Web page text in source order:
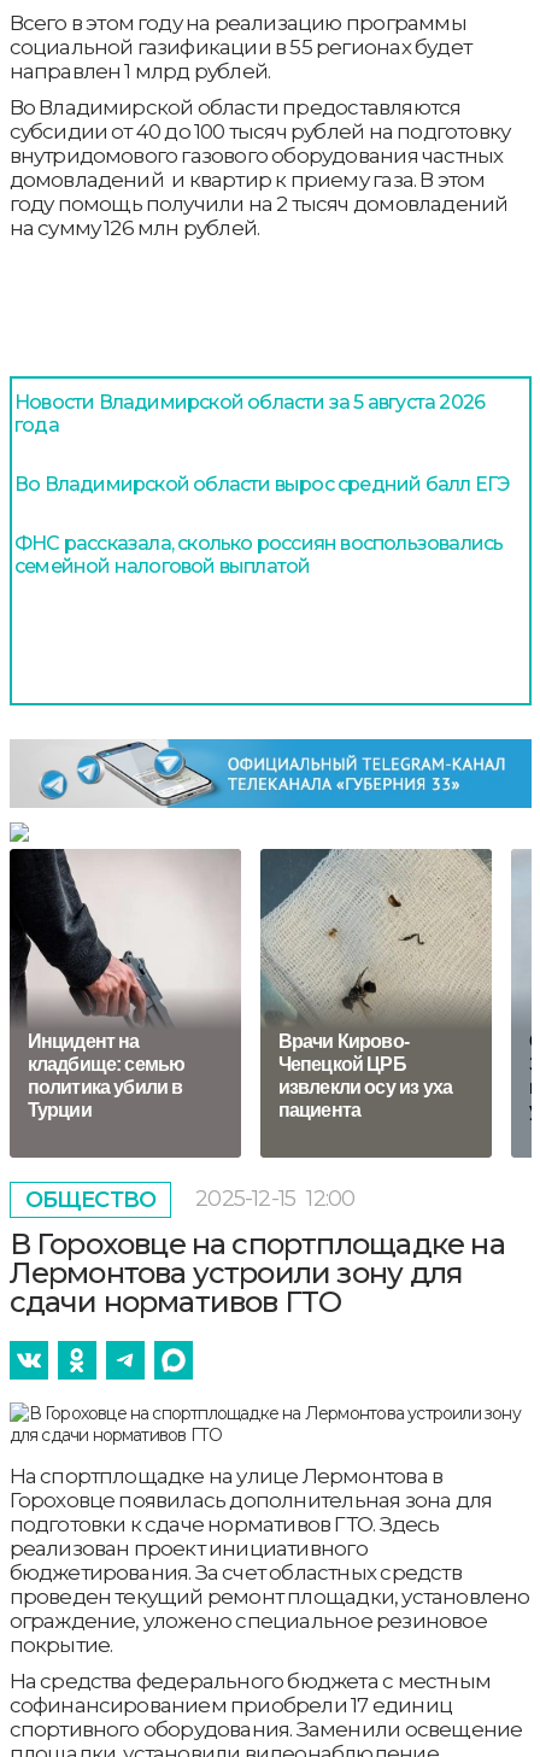
Всего в этом году на реализацию программы
социальной газификации в 55 регионах будет
направлен 1 млрд рублей.
Во Владимирской области предоставляются
субсидии от 40 до 100 тысяч рублей на подготовку
внутридомового газового оборудования частных
домовладений и квартир к приему газа. В этом
году помощь получили на 2 тысяч домовладений
на сумму 126 млн рублей.
Новости Владимирской области за 5 августа 2026
года
Во Владимирской области вырос средний балл ЕГЭ
ФНС рассказала, сколько россиян воспользовались
семейной налоговой выплатой
Инцидент на
кладбище: семью
политика убили в
Турции
Врачи Кирово-
Чепецкой ЦРБ
извлекли осу из уха
пациента
ОБЩЕСТВО 2025-12-15 12:00
В Гороховце на спортплощадке на
Лермонтова устроили зону для
сдачи нормативов ГТО
На спортплощадке на улице Лермонтова в
Гороховце появилась дополнительная зона для
подготовки к сдаче нормативов ГТО. Здесь
реализован проект инициативного
бюджетирования. За счет областных средств
проведен текущий ремонт площадки, установлено
ограждение, уложено специальное резиновое
покрытие.
На средства федерального бюджета с местным
софинансированием приобрели 17 единиц
спортивного оборудования. Заменили освещение